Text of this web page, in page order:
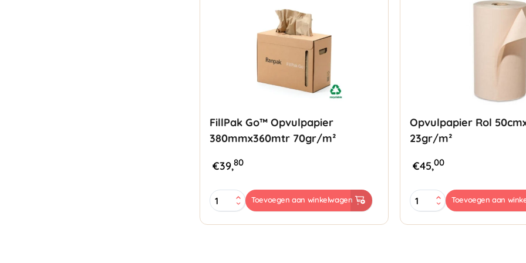
FillPak Go™ Opvulpapier
380mmx360mtr 70gr/m²
€39,80
FillPak
Go™
380mmx360mtr
Toevoegen aan winkelwagen
Opvulpapier Rol
23gr/m²
€45,00
Opvulpapier
Rol
23gr/m²
Toevoegen aan